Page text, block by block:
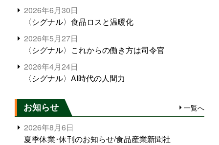
2026年6月30日
〈シグナル〉食品ロスと温暖化
2026年5月27日
〈シグナル〉これからの働き方は司令官
2026年4月24日
〈シグナル〉AI時代の人間力
お知らせ 一覧へ
2026年8月6日
夏季休業･休刊のお知らせ/食品産業新聞社